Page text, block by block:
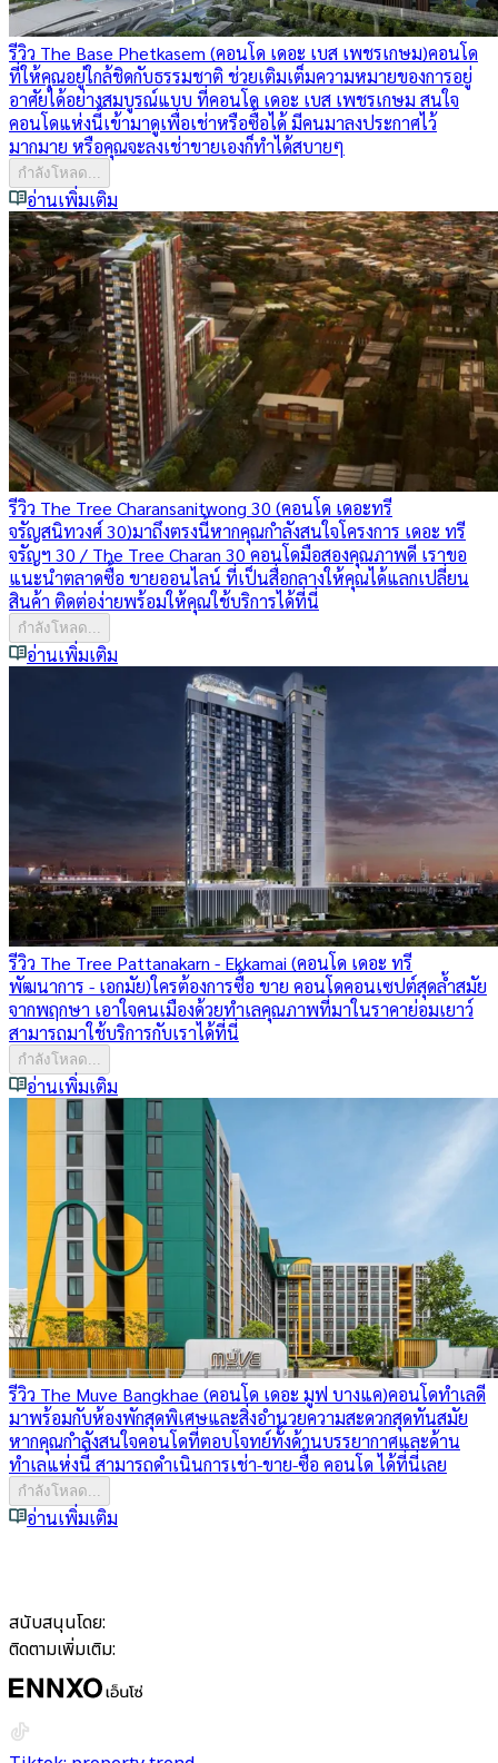
รีวิว The Base Phetkasem (คอนโด เดอะ เบส เพชรเกษม)คอนโด
ที่ให้คุณอยู่ใกล้ชิดกับธรรมชาติ ช่วยเติมเต็มความหมายของการอยู่
อาศัยได้อย่างสมบูรณ์แบบ ที่คอนโด เดอะ เบส เพชรเกษม สนใจ
คอนโดแห่งนี้เข้ามาดูเพื่อเช่าหรือซื้อได้ มีคนมาลงประกาศไว้
มากมาย หรือคุณจะลงเช่าขายเองก็ทำได้สบายๆ
กำลังโหลด...
อ่านเพิ่มเติม
รีวิว The Tree Charansanitwong 30 (คอนโด เดอะทรี
จรัญสนิทวงศ์ 30)มาถึงตรงนี้หากคุณกำลังสนใจโครงการ เดอะ ทรี
จรัญฯ 30 / The Tree Charan 30 คอนโดมือสองคุณภาพดี เราขอ
แนะนำตลาดซื้อ ขายออนไลน์ ที่เป็นสื่อกลางให้คุณได้แลกเปลี่ยน
สินค้า ติดต่อง่ายพร้อมให้คุณใช้บริการได้ที่นี่
กำลังโหลด...
อ่านเพิ่มเติม
รีวิว The Tree Pattanakarn - Ekkamai (คอนโด เดอะ ทรี
พัฒนาการ - เอกมัย)ใครต้องการซื้อ ขาย คอนโดคอนเซปต์สุดล้ำสมัย
จากพฤกษา เอาใจคนเมืองด้วยทำเลคุณภาพที่มาในราคาย่อมเยาว์
สามารถมาใช้บริการกับเราได้ที่นี่
กำลังโหลด...
อ่านเพิ่มเติม
รีวิว The Muve Bangkhae (คอนโด เดอะ มูฟ บางแค)คอนโดทำเลดี
มาพร้อมกับห้องพักสุดพิเศษและสิ่งอำนวยความสะดวกสุดทันสมัย
หากคุณกำลังสนใจคอนโดที่ตอบโจทย์ทั้งด้านบรรยากาศและด้าน
ทำเลแห่งนี้ สามารถดำเนินการเช่า-ขาย-ซื้อ คอนโด ได้ที่นี่เลย
กำลังโหลด...
อ่านเพิ่มเติม
สนับสนุนโดย:
ติดตามเพิ่มเติม: